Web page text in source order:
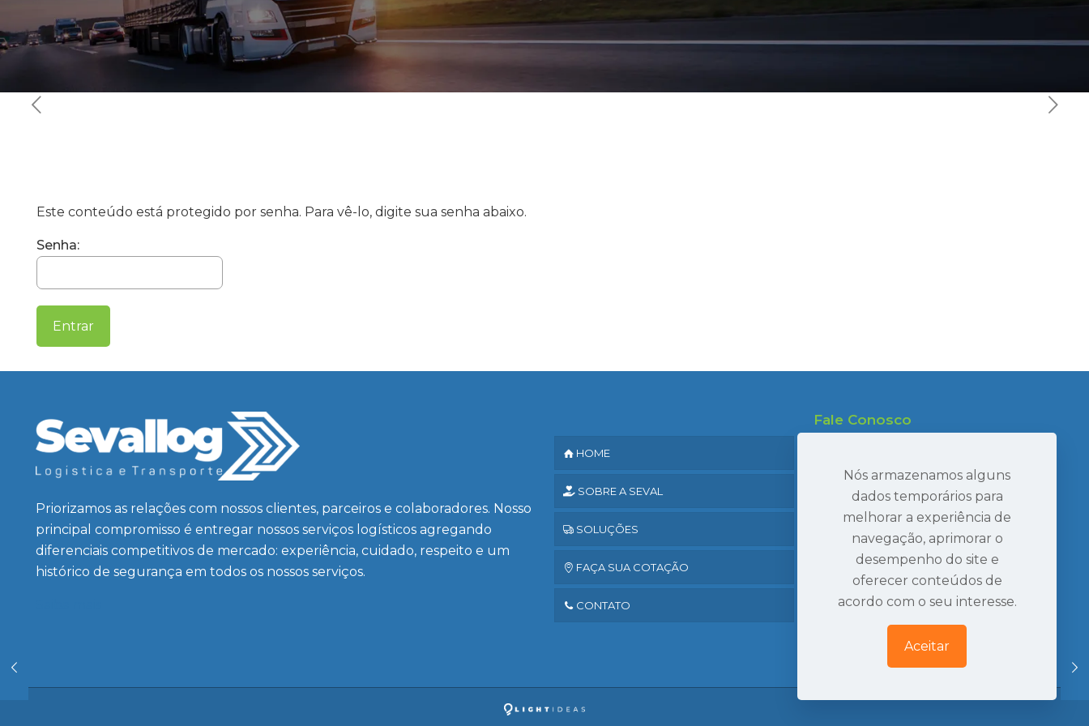
Este conteúdo está protegido por senha. Para vê-lo, digite sua senha abaixo.
Senha:
Priorizamos as relações com nossos clientes, parceiros e colaboradores. Nosso
principal compromisso é entregar nossos serviços logísticos agregando
diferenciais competitivos de mercado: experiência, cuidado, respeito e um
histórico de segurança em todos os nossos serviços.
HOME
SOBRE A SEVAL
SOLUÇÕES
FAÇA SUA COTAÇÃO
CONTATO
Fale Conosco
47 3407-2269
seval@sevaltransportes.com.br
Rod. dos Móveis, 2060, Sala 05
Mato Preto, São Bento do Sul | SC
Ver Localização
Nós armazenamos alguns
dados temporários para
melhorar a experiência de
navegação, aprimorar o
desempenho do site e
oferecer conteúdos de
acordo com o seu interesse.
Aceitar